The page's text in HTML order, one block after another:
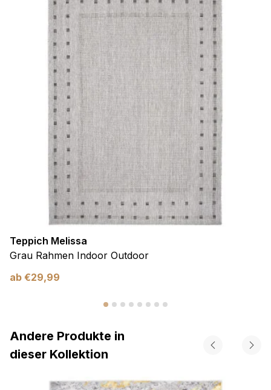
Teppich Melissa
Grau Rahmen Indoor Outdoor
ab €29,99
Andere Produkte in
dieser Kollektion